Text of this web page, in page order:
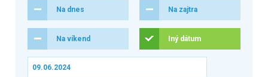
Na dnes Na zajtra
Na víkend Iný dátum